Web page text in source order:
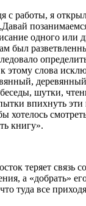
с работы, я
одного или
был
этому слова
шутки,
впихнуть эти
хотелось
книгу».
теряет связь
а «добрать»
туда все